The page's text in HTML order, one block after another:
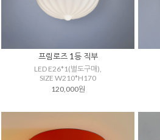
프림로즈 1등 직부
LED E26*1(별도구매),
SIZE W210*H170
120,000원